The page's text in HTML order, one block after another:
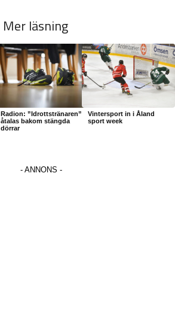
Mer läsning
Radion: ”Idrottstränaren”
åtalas bakom stängda
dörrar
Vintersport in i Åland
sport week